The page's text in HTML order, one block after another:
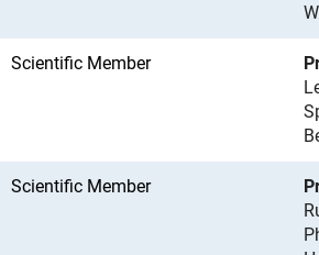
Scientific Member
Scientific Member